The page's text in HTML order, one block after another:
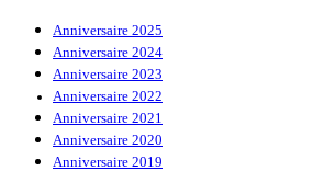
Anniversaire 2025
Anniversaire 2024
Anniversaire 2023
Anniversaire 2022
Anniversaire 2021
Anniversaire 2020
Anniversaire 2019